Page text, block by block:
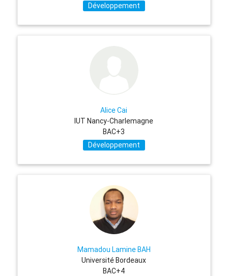
Développement
Alice Cai
IUT Nancy-Charlemagne
BAC+3
Développement
Mamadou Lamine BAH
Université Bordeaux
BAC+4